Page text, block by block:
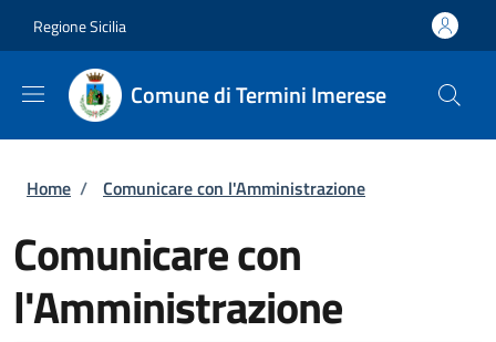
Regione Sicilia
Comune di Termini Imerese
Briciole di pane
Home / Comunicare con l'Amministrazione
Comunicare con
l'Amministrazione